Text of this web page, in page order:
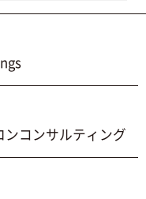
コンサルティング